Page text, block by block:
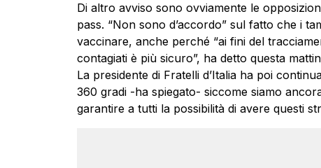
Di altro avviso sono ovviamente le
pass. “Non sono d’accordo” sul fatto che i
vaccinare, anche perché “ai fini del
contagiati è più sicuro”, ha detto questa
La presidente di Fratelli d’Italia ha poi
360 gradi -ha spiegato- siccome siamo
garantire a tutti la possibilità di avere questi